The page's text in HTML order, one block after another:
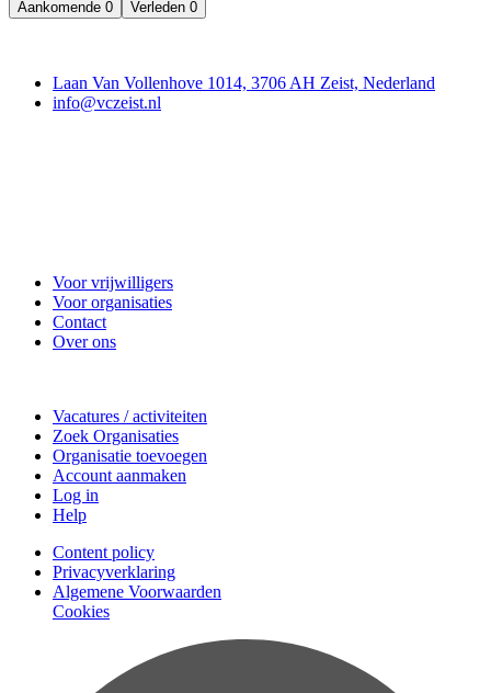
Aankomende 0 Verleden 0
Laan Van Vollenhove 1014, 3706 AH Zeist, Nederland
info@vczeist.nl
Voor vrijwilligers
Voor organisaties
Contact
Over ons
Vacatures / activiteiten
Zoek Organisaties
Organisatie toevoegen
Account aanmaken
Log in
Help
Content policy
Privacyverklaring
Algemene Voorwaarden
Cookies